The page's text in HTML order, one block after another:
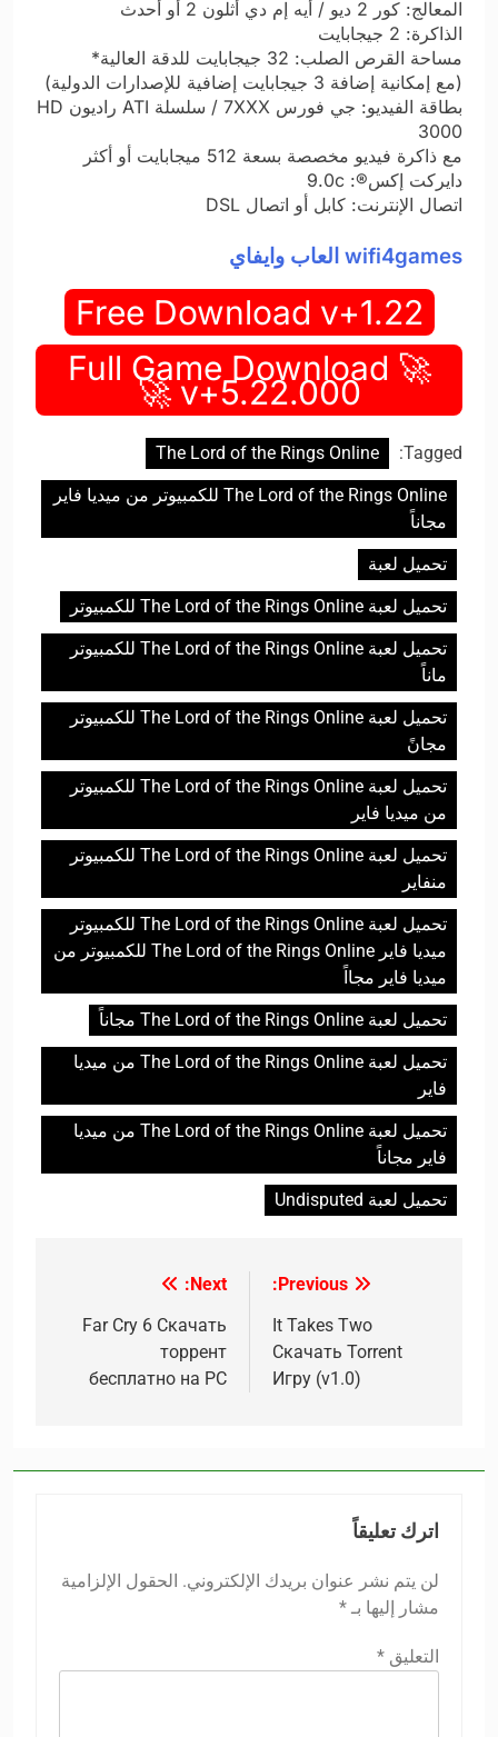
المعالج: كور 2 ديو / أيه إم دي أثلون 2 أو أحدث
الذاكرة: 2 جيجابايت
مساحة القرص الصلب: 32 جيجابايت للدقة العالية*
(مع إمكانية إضافة 3 جيجابايت إضافية للإصدارات الدولية)
بطاقة الفيديو: جي فورس 7XXX / سلسلة ATI راديون HD
3000
مع ذاكرة فيديو مخصصة بسعة 512 ميجابايت أو أكثر
دايركت إكس®: 9.0c
اتصال الإنترنت: كابل أو اتصال DSL
wifi4games العاب وايفاي
Free Download v+1.22
🚀 Full Game Download
v+5.22.000 🚀
Tagged:
The Lord of the Rings Online
The Lord of the Rings Online للكمبيوتر من ميديا فاير
مجاناً
تحميل لعبة
تحميل لعبة The Lord of the Rings Online للكمبيوتر
تحميل لعبة The Lord of the Rings Online للكمبيوتر
ماناً
تحميل لعبة The Lord of the Rings Online للكمبيوتر
مجانً
تحميل لعبة The Lord of the Rings Online للكمبيوتر
من ميديا فاير
تحميل لعبة The Lord of the Rings Online للكمبيوتر
منفاير
تحميل لعبة The Lord of the Rings Online للكمبيوتر
ميديا فاير The Lord of the Rings Online للكمبيوتر من
ميديا فاير مجااً
تحميل لعبة The Lord of the Rings Online مجاناً
تحميل لعبة The Lord of the Rings Online من ميديا
فاير
تحميل لعبة The Lord of the Rings Online من ميديا
فاير مجاناً
تحميل لعبة Undisputed
المقالات
Previous:
It Takes Two
Скачать Torrent
Игру (v1.0)
Next:
Far Cry 6 Скачать
торрент
бесплатно на PC
اترك تعليقاً
لن يتم نشر عنوان بريدك الإلكتروني. الحقول الإلزامية
مشار إليها بـ *
التعليق *